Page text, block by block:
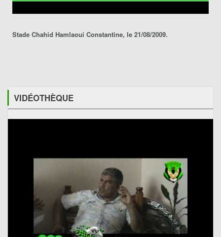
Stade Chahid Hamlaoui Constantine, le 21/08/2009.
VIDÉOTHÈQUE